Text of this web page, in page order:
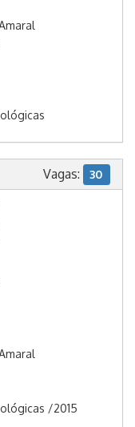
Vagas: 30
/2015